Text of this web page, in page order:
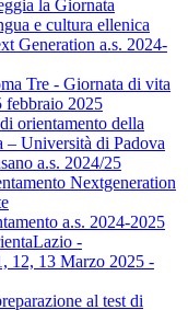
la Giornata
e cultura ellenica
Generation a.s. 2024-
Tre - Giornata di vita
febbraio 2025
orientamento della
– Università di Padova
a.s. 2024/25
Nextgeneration
a.s. 2024-2025
-
12, 13 Marzo 2025 -
al test di